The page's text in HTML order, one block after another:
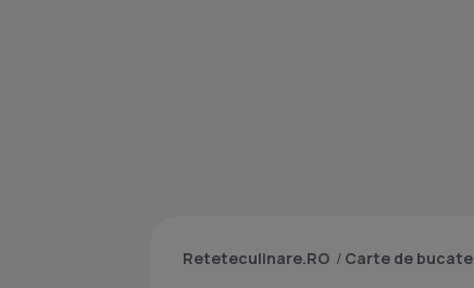
Reteteculinare.RO / Carte de bucate